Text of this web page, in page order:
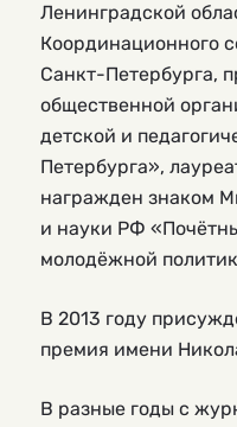
Ленинградской
Координационного
Санкт-Петербурга,
общественной
детской и
Петербурга»,
награжден знаком
и науки РФ
молодёжной
В 2013 году
премия имени
В разные годы с